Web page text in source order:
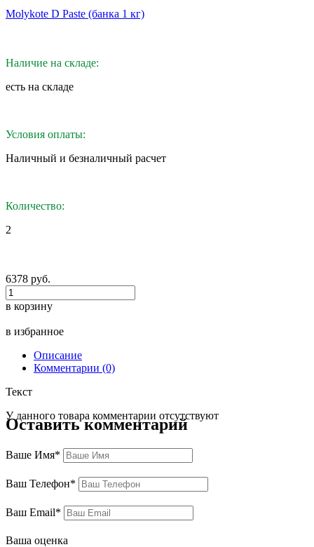
Molykote D Paste (банка 1 кг)
Наличие на складе:
eсть на складе
Условия оплаты:
Наличный и безналичный расчет
Количество:
2
6378 руб.
в корзину
в избранное
Описание
Комментарии (0)
Текст
У данного товара комментарии отсутствуют
Оставить комментарий
Ваше Имя*
Ваш Телефон*
Ваш Email*
Ваша оценка